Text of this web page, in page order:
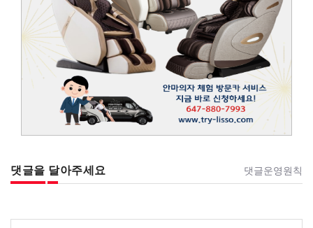
댓글을 달아주세요 댓글운영원칙